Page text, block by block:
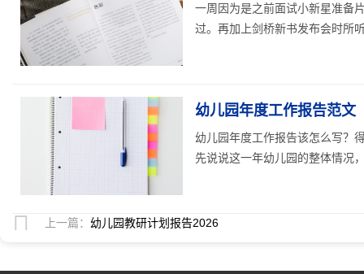
一周因为是之前面试小新星准备
过。再加上剑桥新书发布会时所
幼儿园年度工作报告范文
幼儿园年度工作报告该怎么写？
先说说这一年幼儿园的整体情况
上一篇： 幼儿园教研计划报告2026